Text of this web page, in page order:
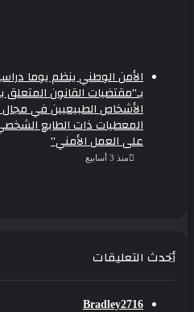
الأمن الوطني ينظم يوما
بـ”مقتضيات القانون المتعلق
الأشخاص الطبيعيين في مجال
المعطيات ذات الطابع الشخصي
على العمل الأمني”
منذ 3 أسابيع
أحدث التعليقات
Bradley2716